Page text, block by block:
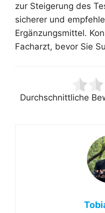
zur Steigerung des
sicherer und
Ergänzungsmittel.
Facharzt, bevor Sie
Durchschnittliche